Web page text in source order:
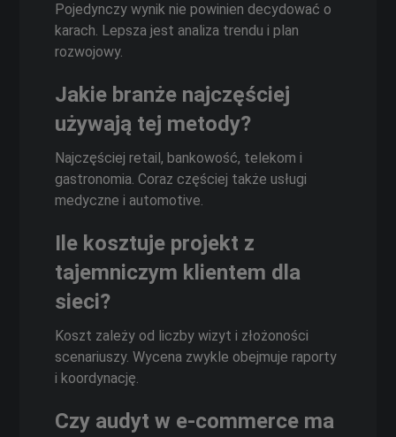
Pojedynczy wynik nie powinien decydować o
karach. Lepsza jest analiza trendu i plan
rozwojowy.
Jakie branże najczęściej
używają tej metody?
Najczęściej retail, bankowość, telekom i
gastronomia. Coraz częściej także usługi
medyczne i automotive.
Ile kosztuje projekt z
tajemniczym klientem dla
sieci?
Koszt zależy od liczby wizyt i złożoności
scenariuszy. Wycena zwykle obejmuje raporty
i koordynację.
Czy audyt w e‑commerce ma